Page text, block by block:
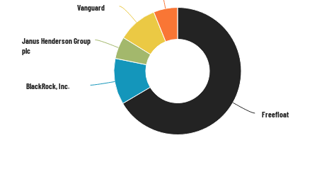
Freefloat
Freefloat
BlackRock, Inc.
BlackRock, Inc.
Janus Henderson Group
plc
Janus Henderson Group
plc
Vanguard
Vanguard